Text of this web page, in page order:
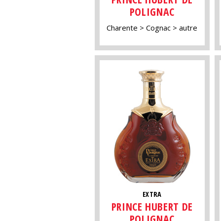
POLIGNAC
Charente Cognac autre
EXTRA
PRINCE HUBERT DE